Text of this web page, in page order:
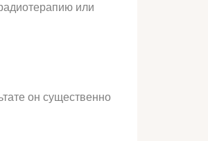
или
он существенно